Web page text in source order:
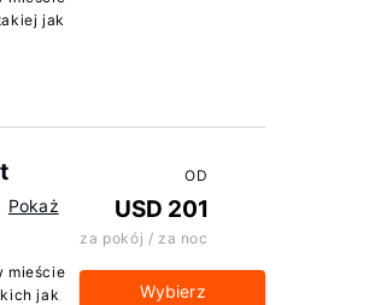
jak
Pokaż
mieście
jak
OD
USD 201
za pokój / za noc
Wybierz